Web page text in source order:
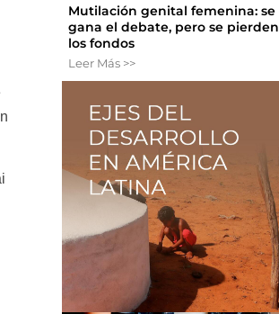
Mutilación genital femenina: se
gana el debate, pero se pierden
los fondos
Leer Más >>